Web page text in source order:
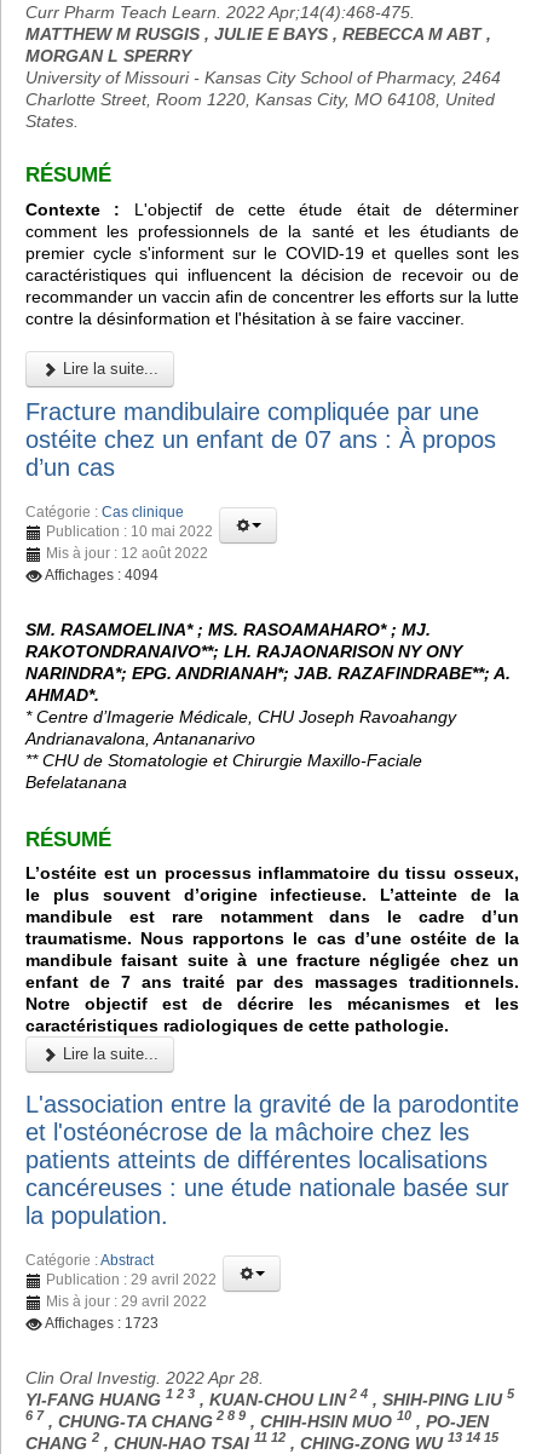
Curr Pharm Teach Learn. 2022 Apr;14(4):468-475.
MATTHEW M RUSGIS , JULIE E BAYS , REBECCA M ABT ,
MORGAN L SPERRY
University of Missouri - Kansas City School of Pharmacy, 2464
Charlotte Street, Room 1220, Kansas City, MO 64108, United
States.
RÉSUMÉ
Contexte : L'objectif de cette étude était de déterminer
comment les professionnels de la santé et les étudiants de
premier cycle s'informent sur le COVID-19 et quelles sont les
caractéristiques qui influencent la décision de recevoir ou de
recommander un vaccin afin de concentrer les efforts sur la lutte
contre la désinformation et l'hésitation à se faire vacciner.
Lire la suite...
Fracture mandibulaire compliquée par une
ostéite chez un enfant de 07 ans : À propos
d’un cas
Catégorie : Cas clinique
Publication : 10 mai 2022
Mis à jour : 12 août 2022
Affichages : 4094
SM. RASAMOELINA* ; MS. RASOAMAHARO* ; MJ.
RAKOTONDRANAIVO**; LH. RAJAONARISON NY ONY
NARINDRA*; EPG. ANDRIANAH*; JAB. RAZAFINDRABE**; A.
AHMAD*.
* Centre d’Imagerie Médicale, CHU Joseph Ravoahangy
Andrianavalona, Antananarivo
** CHU de Stomatologie et Chirurgie Maxillo-Faciale
Befelatanana
RÉSUMÉ
L’ostéite est un processus inflammatoire du tissu osseux,
le plus souvent d’origine infectieuse. L’atteinte de la
mandibule est rare notamment dans le cadre d’un
traumatisme. Nous rapportons le cas d’une ostéite de la
mandibule faisant suite à une fracture négligée chez un
enfant de 7 ans traité par des massages traditionnels.
Notre objectif est de décrire les mécanismes et les
caractéristiques radiologiques de cette pathologie.
Lire la suite...
L'association entre la gravité de la parodontite
et l'ostéonécrose de la mâchoire chez les
patients atteints de différentes localisations
cancéreuses : une étude nationale basée sur
la population.
Catégorie :Abstract
Publication : 29 avril 2022
Mis à jour : 29 avril 2022
Affichages : 1723
Clin Oral Investig. 2022 Apr 28.
YI-FANG HUANG 1 2 3 , KUAN-CHOU LIN2 4 , SHIH-PING LIU 5
6 7 , CHUNG-TA CHANG 2 8 9 , CHIH-HSIN MUO 10 , PO-JEN
CHANG 2 , CHUN-HAO TSAI 11 12 , CHING-ZONG WU 13 14 15